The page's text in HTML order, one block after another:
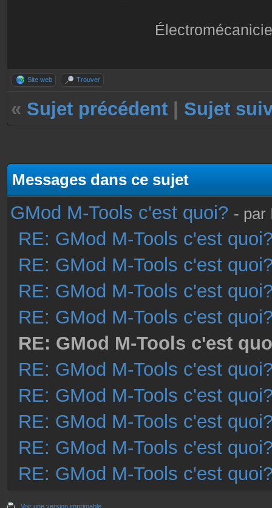
Site web Trouver
« Sujet précédent Sujet
Messages dans ce sujet
GMod M-Tools c'est quoi? - par
RE: GMod M-Tools c'est
RE: GMod M-Tools c'est
RE: GMod M-Tools c'est
RE: GMod M-Tools c'est
RE: GMod M-Tools c'est
RE: GMod M-Tools c'est
RE: GMod M-Tools c'est
RE: GMod M-Tools c'est
RE: GMod M-Tools c'est
RE: GMod M-Tools c'est
Voir une version imprimable